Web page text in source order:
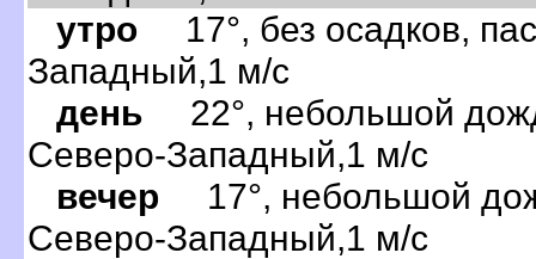
утро 17°, без осадков,
Западный,1 м/с
день 22°, небольшой
Северо-Западный,1 м/с
вечер 17°, небольшой
Северо-Западный,1 м/с